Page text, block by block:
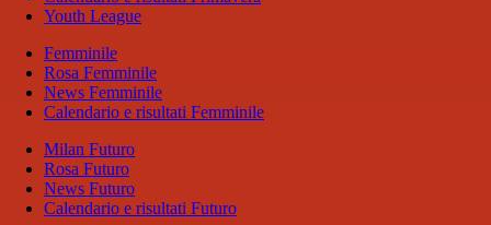
Youth League
Femminile
Rosa Femminile
News Femminile
Calendario e risultati Femminile
Milan Futuro
Rosa Futuro
News Futuro
Calendario e risultati Futuro